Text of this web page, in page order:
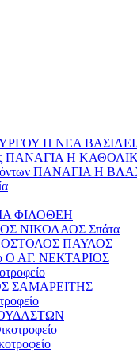
Η ΝΕΑ
ΠΑΝΑΓΙΑ Η
ΠΑΝΑΓΙΑ Η
ΦΙΛΟΘΕΗ
ΝΙΚΟΛΑΟΣ Σπάτα
ΠΑΥΛΟΣ
Ο ΑΓ. ΝΕΚΤΑΡΙΟΣ
ΣΑΜΑΡΕΙΤΗΣ